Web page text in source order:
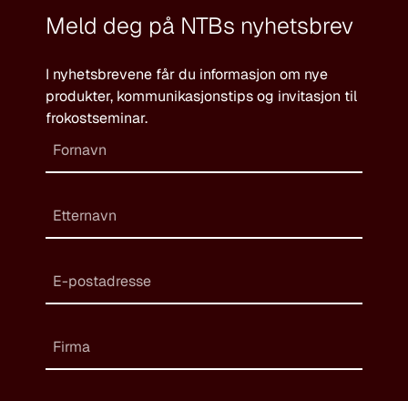
Meld deg på NTBs nyhetsbrev
I nyhetsbrevene får du informasjon om nye
produkter, kommunikasjonstips og invitasjon til
frokostseminar.